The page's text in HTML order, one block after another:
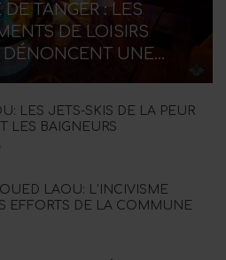
TANGER : LES
DE LOISIRS
DÉNONCENT UNE…
LES JETS-SKIS DE LA PEUR
LES BAIGNEURS
LAOU: L’INCIVISME
EFFORTS DE LA COMMUNE